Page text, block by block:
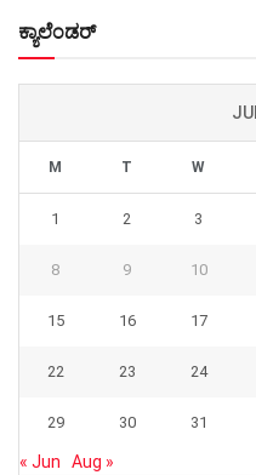
ಕ್ಯಾಲೆಂಡರ್
M T W
1 2 3
8 9 10
15 16 17
22 23 24
29 30 31
« Jun Aug »